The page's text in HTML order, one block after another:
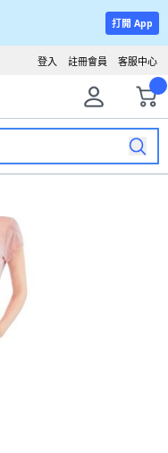
打開 App
客服中心
註冊會員
登入